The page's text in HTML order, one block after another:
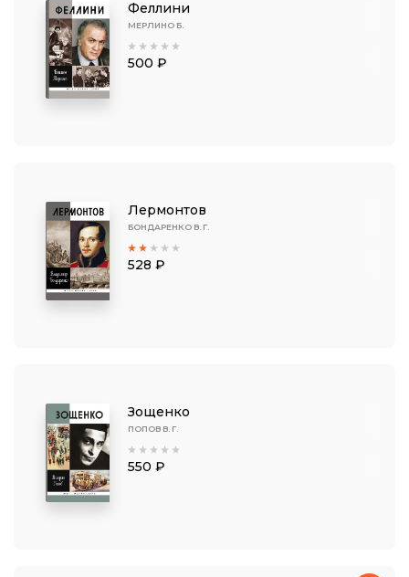
Феллини
МЕРЛИНО Б.
500 ₽
Лермонтов
БОНДАРЕНКО В. Г.
528 ₽
Зощенко
ПОПОВ В. Г.
550 ₽